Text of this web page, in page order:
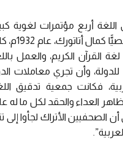
أربع مؤتمرات لغوية
رئيس الجمهورية
القرآن الكريم، والعمل
وأن تجري معاملات
فكانت جمعية تدقيق
العداء والحقد لكل ما له
الصحفيين الأتراك لجأوا إلى